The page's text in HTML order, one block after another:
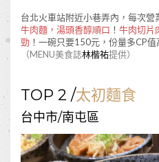
台北火車站附近小巷弄內，每次營
牛肉麵，湯頭香醇順口 ！ 牛肉切片
勁 ！一碗只要150元，份量多CP值
（MENU美食誌林楷祐提供）
TOP 2 /太初麵食
台中市/南屯區